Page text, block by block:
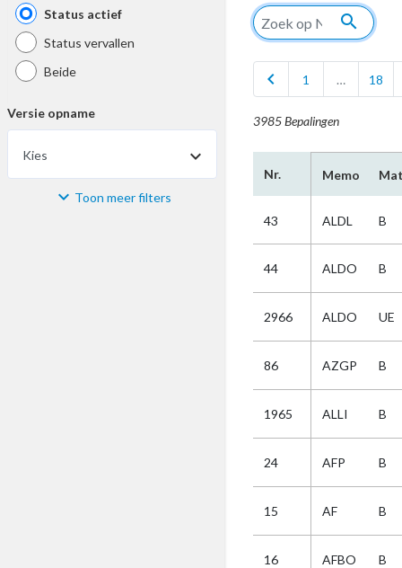
Status actief
Status vervallen
Beide
Versie opname
Kies
Materiaal Toon meer filters
search
chevron_left 1 … 18
3985 Bepalingen
Nr. Memo
43 ALDL B
44 ALDO B
2966 ALDO UE
86 AZGP B
1965 ALLI B
24 AFP B
15 AF B
16 AFBO B